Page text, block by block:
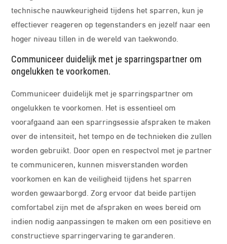
technische nauwkeurigheid tijdens het sparren, kun je
effectiever reageren op tegenstanders en jezelf naar een
hoger niveau tillen in de wereld van taekwondo.
Communiceer duidelijk met je sparringspartner om
ongelukken te voorkomen.
Communiceer duidelijk met je sparringspartner om
ongelukken te voorkomen. Het is essentieel om
voorafgaand aan een sparringsessie afspraken te maken
over de intensiteit, het tempo en de technieken die zullen
worden gebruikt. Door open en respectvol met je partner
te communiceren, kunnen misverstanden worden
voorkomen en kan de veiligheid tijdens het sparren
worden gewaarborgd. Zorg ervoor dat beide partijen
comfortabel zijn met de afspraken en wees bereid om
indien nodig aanpassingen te maken om een positieve en
constructieve sparringervaring te garanderen.